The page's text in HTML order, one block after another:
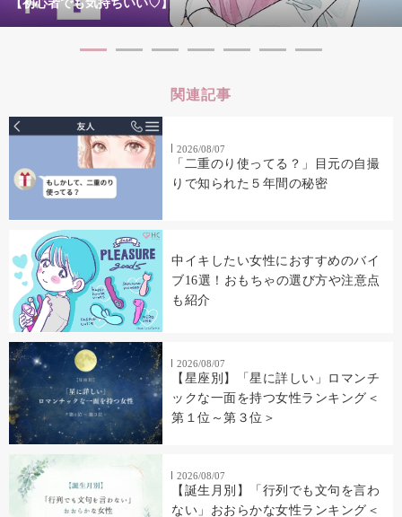
【初心者でも気持ちいい♡】
関連記事
2026/08/07
「二重のり使ってる？」目元の自撮
りで知られた５年間の秘密
中イキしたい女性におすすめのバイ
ブ16選！おもちゃの選び方や注意点
も紹介
2026/08/07
【星座別】「星に詳しい」ロマンチ
ックな一面を持つ女性ランキング＜
第１位～第３位＞
2026/08/07
【誕生月別】「行列でも文句を言わ
ない」おおらかな女性ランキング＜